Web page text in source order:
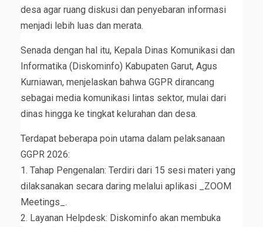
desa agar ruang diskusi dan penyebaran informasi
menjadi lebih luas dan merata.
Senada dengan hal itu, Kepala Dinas Komunikasi dan
Informatika (Diskominfo) Kabupaten Garut, Agus
Kurniawan, menjelaskan bahwa GGPR dirancang
sebagai media komunikasi lintas sektor, mulai dari
dinas hingga ke tingkat kelurahan dan desa.
Terdapat beberapa poin utama dalam pelaksanaan
GGPR 2026:
1. Tahap Pengenalan: Terdiri dari 15 sesi materi yang
dilaksanakan secara daring melalui aplikasi _ZOOM
Meetings_.
2. Layanan Helpdesk: Diskominfo akan membuka